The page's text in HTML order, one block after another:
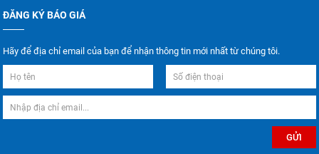
ĐĂNG KÝ BÁO GIÁ
Hãy để địa chỉ email của bạn để nhận thông tin mới nhất từ chúng tôi.